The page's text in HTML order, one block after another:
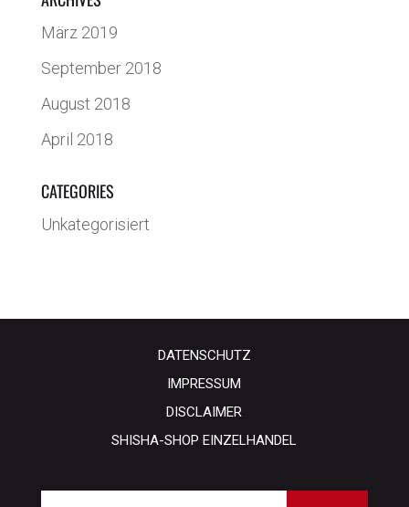
März 2019
September 2018
August 2018
April 2018
CATEGORIES
Unkategorisiert
DATENSCHUTZ
IMPRESSUM
DISCLAIMER
SHISHA-SHOP EINZELHANDEL